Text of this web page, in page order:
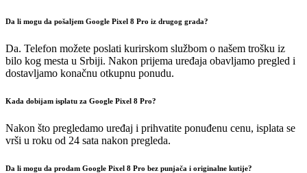
Da li mogu da pošaljem Google Pixel 8 Pro iz drugog grada?
Da. Telefon možete poslati kurirskom službom o našem trošku iz
bilo kog mesta u Srbiji. Nakon prijema uređaja obavljamo pregled i
dostavljamo konačnu otkupnu ponudu.
Kada dobijam isplatu za Google Pixel 8 Pro?
Nakon što pregledamo uređaj i prihvatite ponuđenu cenu, isplata se
vrši u roku od 24 sata nakon pregleda.
Da li mogu da prodam Google Pixel 8 Pro bez punjača i originalne kutije?